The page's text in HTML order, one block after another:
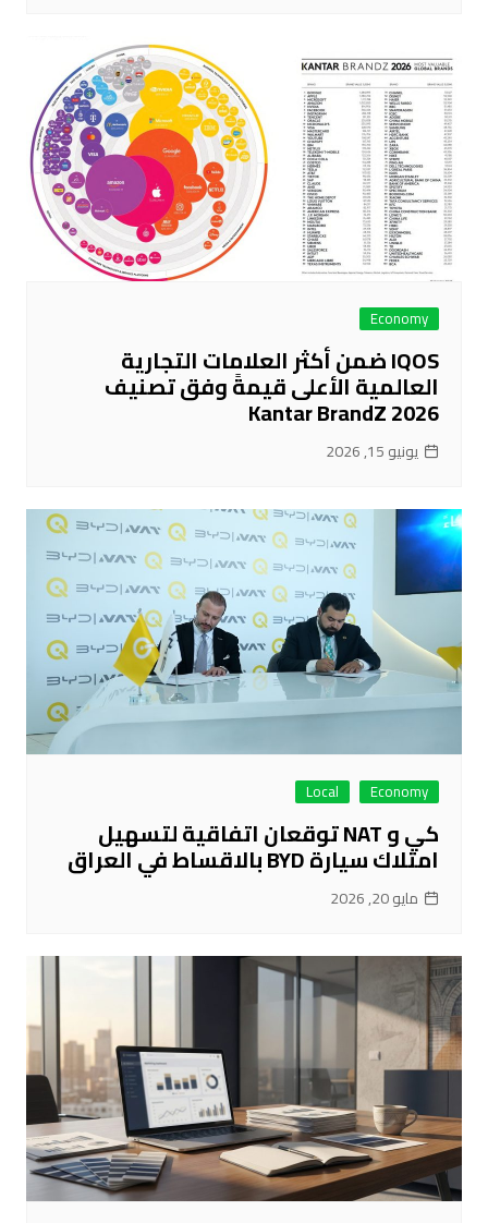
Economy
IQOS ضمن أكثر العلامات التجارية
العالمية الأعلى قيمةً وفق تصنيف
Kantar BrandZ 2026
يونيو 15, 2026
Economy
Local
كي و NAT توقعان اتفاقية لتسهيل
امتلاك سيارة BYD بالاقساط في العراق
مايو 20, 2026